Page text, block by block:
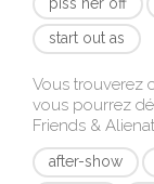
start out as
Vous trouverez
vous pourrez
Friends &
after-show